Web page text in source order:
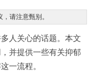
请注意甄别。
人关心的话题。本文
并提供一些有关抑郁
一流程。